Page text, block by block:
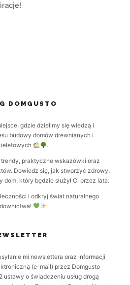
DOMGUSTO
gdzie dzielimy się wiedzą i
budowy domów drewnianych i
.
praktyczne wskazówki oraz
Dowiedz się, jak stworzyć zdrowy,
który będzie służył Ci przez lata.
i odkryj świat naturalnego
mi newslettera oraz informacji
(e-mail) przez Domgusto
ustawy o świadczeniu usług drogą